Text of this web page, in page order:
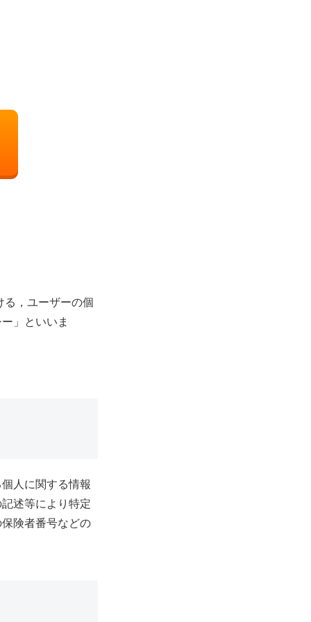
る，ユーザーの個
」といいま
人に関する情報
述等により特定
険者番号などの